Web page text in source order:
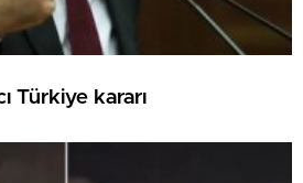
Türkiye kararı